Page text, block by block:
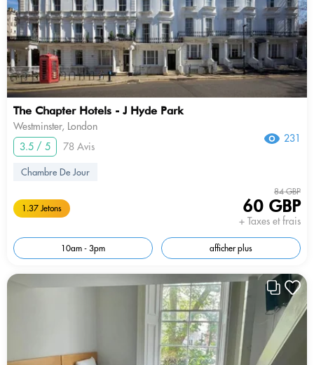
The Chapter Hotels - J Hyde Park
Westminster, London
3.5 / 5
78 Avis
231
Chambre De Jour
1.37 Jetons
84 GBP
60 GBP
+ Taxes et frais
10am - 3pm afficher plus